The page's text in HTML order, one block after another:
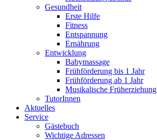
Gesundheit
Erste Hilfe
Fitness
Entspannung
Ernährung
Entwicklung
Babymassage
Frühförderung bis 1 Jahr
Frühförderung ab 1 Jahr
Musikalische Früherziehung
TutorInnen
Aktuelles
Service
Gästebuch
Wichtige Adressen